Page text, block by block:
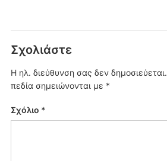
Σχολιάστε
Η ηλ. διεύθυνση σας δεν δημοσιεύεται.
πεδία σημειώνονται με *
Σχόλιο *